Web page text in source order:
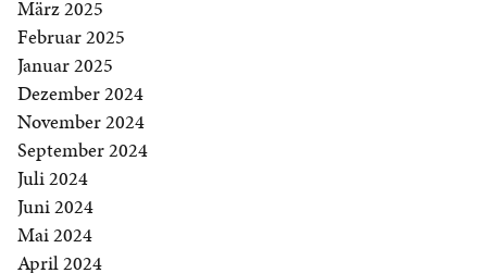
März 2025
Februar 2025
Januar 2025
Dezember 2024
November 2024
September 2024
Juli 2024
Juni 2024
Mai 2024
April 2024